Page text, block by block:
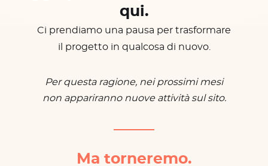
qui.
Ci prendiamo una pausa per trasformare
il progetto in qualcosa di nuovo.
Per questa ragione, nei prossimi mesi
non appariranno nuove attività sul sito.
Ma torneremo.